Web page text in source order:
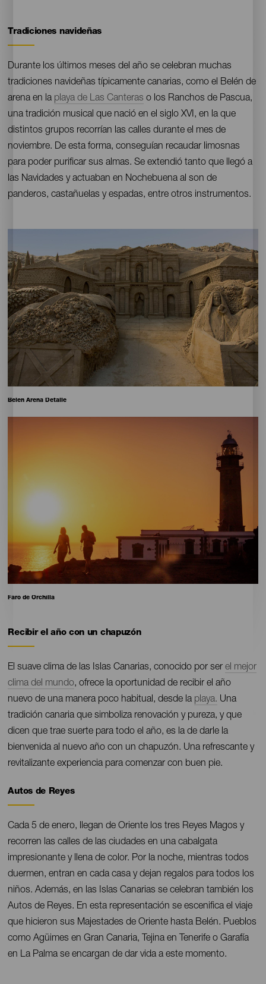
Contenido
Tradiciones navideñas
Durante los últimos meses del año se celebran muchas
tradiciones navideñas típicamente canarias, como el Belén de
arena en la playa de Las Canteras o los Ranchos de Pascua,
una tradición musical que nació en el siglo XVI, en la que
distintos grupos recorrían las calles durante el mes de
noviembre. De esta forma, conseguían recaudar limosnas
para poder purificar sus almas. Se extendió tanto que llegó a
las Navidades y actuaban en Nochebuena al son de
panderos, castañuelas y espadas, entre otros instrumentos.
16:9
Pie
Belen Arena Detalle
Pie
Faro de Orchilla
Contenido
Recibir el año con un chapuzón
El suave clima de las Islas Canarias, conocido por serel mejor
clima del mundo, ofrece la oportunidad de recibir el año
nuevo de una manera poco habitual, desde la playa. Una
tradición canaria que simboliza renovación y pureza, y que
dicen que trae suerte para todo el año, es la de darle la
bienvenida al nuevo año con un chapuzón. Una refrescante y
revitalizante experiencia para comenzar con buen pie.
Contenido
Autos de Reyes
Cada 5 de enero, llegan de Oriente los tres Reyes Magos y
recorren las calles de las ciudades en una cabalgata
impresionante y llena de color. Por la noche, mientras todos
duermen, entran en cada casa y dejan regalos para todos los
niños. Además, en las Islas Canarias se celebran también los
Autos de Reyes. En esta representación se escenifica el viaje
que hicieron sus Majestades de Oriente hasta Belén. Pueblos
como Agüimes en Gran Canaria, Tejina en Tenerife o Garafía
en La Palma se encargan de dar vida a este momento.